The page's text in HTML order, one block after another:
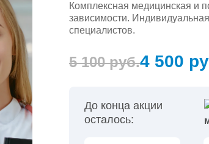
Комплексная медицинская и
зависимости.
специалистов.
5 100 руб.4 500
До конца акции
осталось: